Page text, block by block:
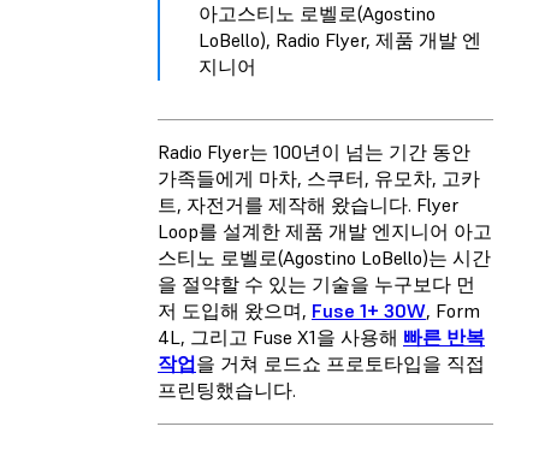
아고스티노 로벨로(Agostino
LoBello), Radio Flyer, 제품 개발 엔
지니어
Radio Flyer는 100년이 넘는 기간 동안
가족들에게 마차, 스쿠터, 유모차, 고카
트, 자전거를 제작해 왔습니다. Flyer
Loop를 설계한 제품 개발 엔지니어 아고
스티노 로벨로(Agostino LoBello)는 시간
을 절약할 수 있는 기술을 누구보다 먼
저 도입해 왔으며, Fuse 1+ 30W, Form
4L, 그리고 Fuse X1을 사용해 빠른 반복
작업을 거쳐 로드쇼 프로토타입을 직접
프린팅했습니다.